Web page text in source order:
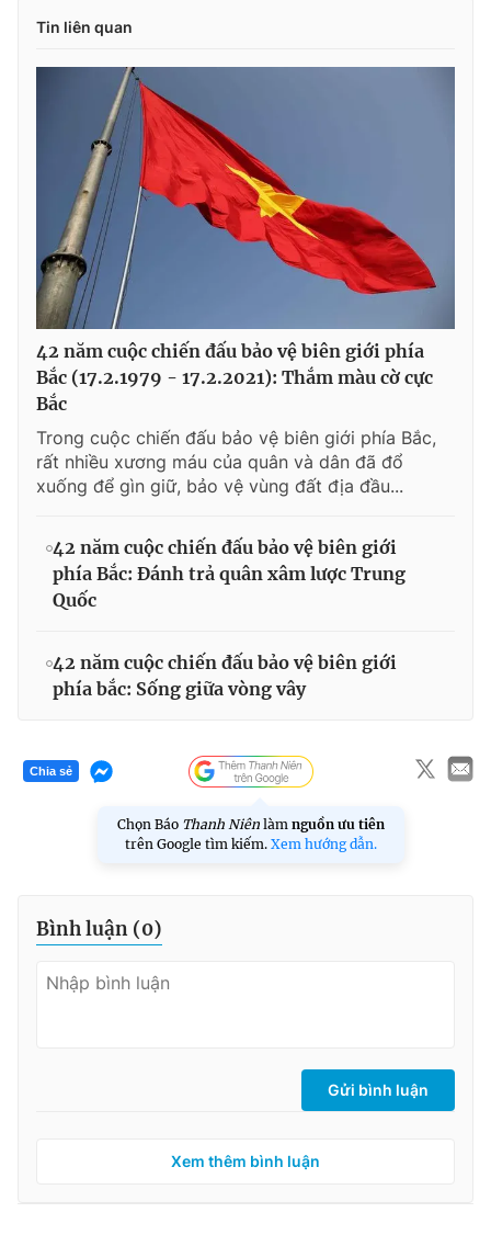
Tin liên quan
42 năm cuộc chiến đấu bảo vệ biên giới phía
Bắc (17.2.1979 - 17.2.2021): Thắm màu cờ cực
Bắc
Trong cuộc chiến đấu bảo vệ biên giới phía Bắc,
rất nhiều xương máu của quân và dân đã đổ
xuống để gìn giữ, bảo vệ vùng đất địa đầu...
42 năm cuộc chiến đấu bảo vệ biên giới
phía Bắc: Đánh trả quân xâm lược Trung
Quốc
42 năm cuộc chiến đấu bảo vệ biên giới
phía bắc: Sống giữa vòng vây
Chia sẻ
Chọn Báo Thanh Niên làm nguồn ưu tiên
trên Google tìm kiếm. Xem hướng dẫn.
Bình luận (0)
Gửi bình luận
Xem thêm bình luận